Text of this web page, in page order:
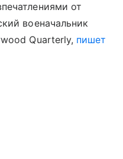
от
военачальник
Quarterly, пишет